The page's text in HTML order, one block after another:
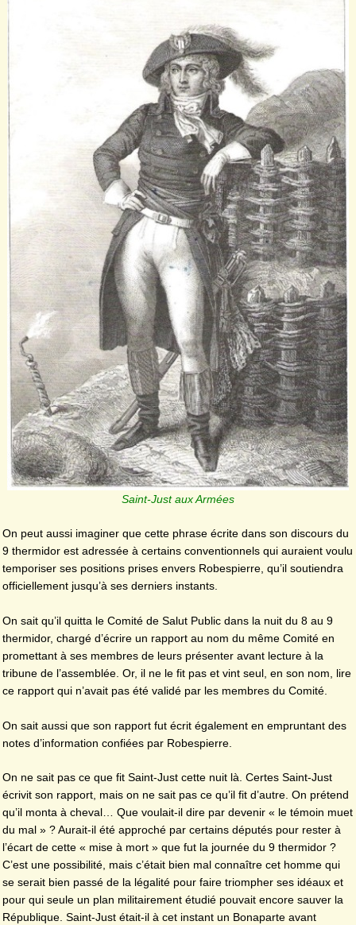
Saint-Just aux Armées
On peut aussi imaginer que cette phrase écrite dans son discours du
9 thermidor est adressée à certains conventionnels qui auraient voulu
temporiser ses positions prises envers Robespierre, qu’il soutiendra
officiellement jusqu’à ses derniers instants.
On sait qu’il quitta le Comité de Salut Public dans la nuit du 8 au 9
thermidor, chargé d’écrire un rapport au nom du même Comité en
promettant à ses membres de leurs présenter avant lecture à la
tribune de l’assemblée. Or, il ne le fit pas et vint seul, en son nom, lire
ce rapport qui n’avait pas été validé par les membres du Comité.
On sait aussi que son rapport fut écrit également en empruntant des
notes d’information confiées par Robespierre.
On ne sait pas ce que fit Saint-Just cette nuit là. Certes Saint-Just
écrivit son rapport, mais on ne sait pas ce qu’il fit d’autre. On prétend
qu’il monta à cheval… Que voulait-il dire par devenir « le témoin muet
du mal » ? Aurait-il été approché par certains députés pour rester à
l’écart de cette « mise à mort » que fut la journée du 9 thermidor ?
C’est une possibilité, mais c’était bien mal connaître cet homme qui
se serait bien passé de la légalité pour faire triompher ses idéaux et
pour qui seule un plan militairement étudié pouvait encore sauver la
République. Saint-Just était-il à cet instant un Bonaparte avant